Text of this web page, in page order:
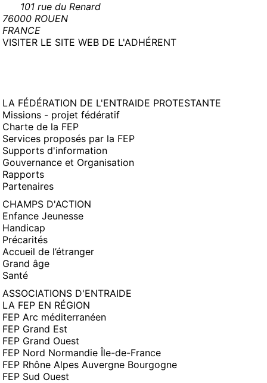
101 rue du Renard
76000 ROUEN
FRANCE
VISITER LE SITE WEB DE L'ADHÉRENT(NOUVELLE
LA FÉDÉRATION DE L'ENTRAIDE PROTESTANTE
Missions - projet fédératif
Charte de la FEP
Services proposés par la FEP
Supports d'information
Gouvernance et Organisation
Rapports
Partenaires
CHAMPS D'ACTION
Enfance Jeunesse
Handicap
Précarités
Accueil de l’étranger
Grand âge
Santé
ASSOCIATIONS D'ENTRAIDE
LA FEP EN RÉGION
FEP Arc méditerranéen
FEP Grand Est
FEP Grand Ouest
FEP Nord Normandie Île-de-France
FEP Rhône Alpes Auvergne Bourgogne
FEP Sud Ouest